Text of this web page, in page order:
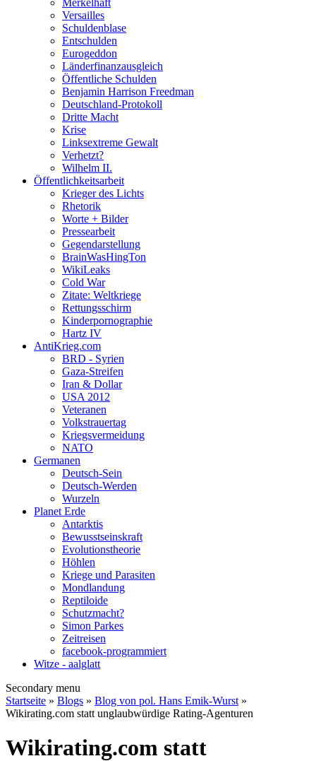
Merkelhaft
Versailles
Schuldenblase
Entschulden
Eurogeddon
Länderfinanzausgleich
Öffentliche Schulden
Benjamin Harrison Freedman
Deutschland-Protokoll
Dritte Macht
Krise
Linksextreme Gewalt
Verhetzt?
Wilhelm II.
Öffentlichkeitsarbeit
Krieger des Lichts
Rhetorik
Worte + Bilder
Pressearbeit
Gegendarstellung
BrainWasHingTon
WikiLeaks
Cold War
Zitate: Weltkriege
Rettungsschirm
Kinderpornographie
Hartz IV
AntiKrieg.com
BRD - Syrien
Gaza-Streifen
Iran & Dollar
USA 2012
Veteranen
Volkstrauertag
Kriegsvermeidung
NATO
Germanen
Deutsch-Sein
Deutsch-Werden
Wurzeln
Planet Erde
Antarktis
Bewusstseinskraft
Evolutionstheorie
Höhlen
Kriege und Parasiten
Mondlandung
Reptiloide
Schutzmacht?
Simon Parkes
Zeitreisen
facebook-programmiert
Witze - aalglatt
Secondary menu
Startseite » Blogs » Blog von pol. Hans Emik-Wurst »
Wikirating.com statt unglaubwürdige Rating-Agenturen
Wikirating.com statt